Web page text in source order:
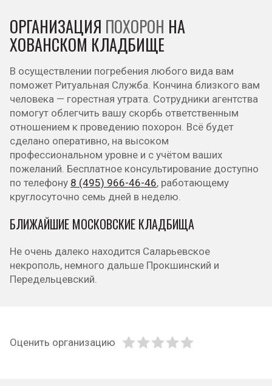
ОРГАНИЗАЦИЯ ПОХОРОН НА
ХОВАНСКОМ КЛАДБИЩЕ
В осуществлении погребения любого вида вам
поможет Ритуальная Служба. Кончина близкого вам
человека — горестная утрата. Сотрудники агентства
помогут облегчить вашу скорбь ответственным
отношением к проведению похорон. Всё будет
сделано оперативно, на высоком
профессиональном уровне и с учётом ваших
пожеланий. Бесплатное консультирование доступно
по телефону 8 (495) 966-46-46, работающему
круглосуточно семь дней в неделю.
БЛИЖАЙШИЕ МОСКОВСКИЕ КЛАДБИЩА
Не очень далеко находится Саларьевское
некрополь, немного дальше Прокшинский и
Передельцевский.
Оценить организацию